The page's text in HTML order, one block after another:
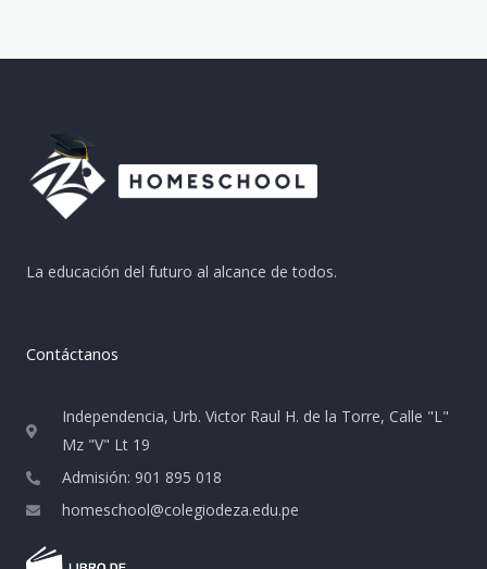
La educación del futuro al alcance de todos.
Contáctanos
Independencia, Urb. Victor Raul H. de la Torre, Calle "L"
Mz "V" Lt 19
Admisión: 901 895 018
homeschool@colegiodeza.edu.pe